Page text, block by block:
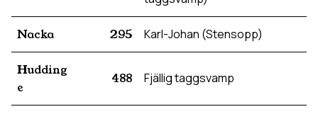
Nacka 295 Karl-Johan (Stensopp)
Hudding
e
488 Fjällig taggsvamp